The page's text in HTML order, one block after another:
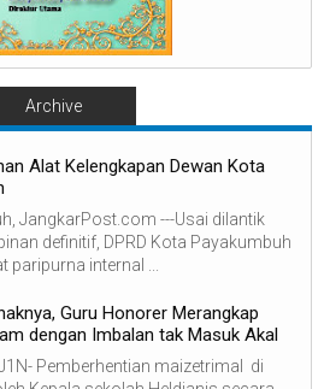
Archive
Alat Kelengkapan Dewan Kota
JangkarPost.com ---Usai dilantik
definitif, DPRD Kota Payakumbuh
internal ...
Guru Honorer Merangkap
dengan Imbalan tak Masuk Akal
Pemberhentian maizetrimal di